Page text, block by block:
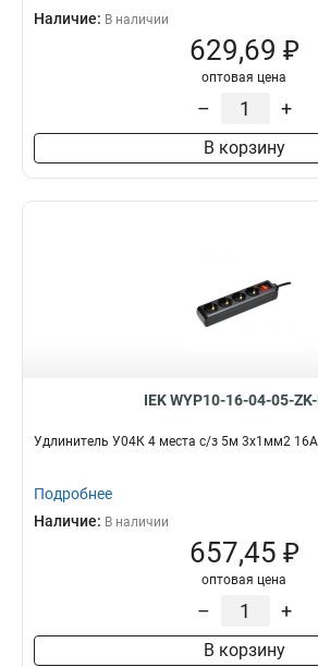
Наличие: В наличии
629,69 ₽
оптовая цена
– +
В корзину
IEK WYP10-16-04-05-
Удлинитель У04К 4 места с/з 5м 3х1мм2 16А
Подробнее
Наличие: В наличии
657,45 ₽
оптовая цена
– +
В корзину